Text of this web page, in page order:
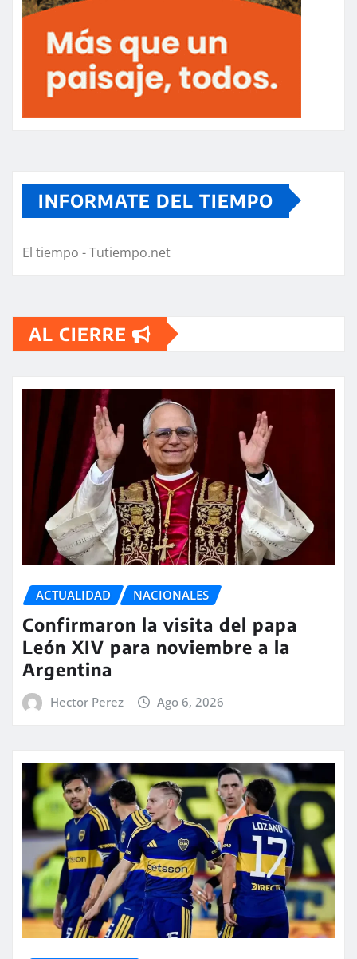
INFORMATE DEL TIEMPO
El tiempo - Tutiempo.net
AL CIERRE
ACTUALIDAD NACIONALES
Confirmaron la visita del papa
León XIV para noviembre a la
Argentina
Hector Perez Ago 6, 2026